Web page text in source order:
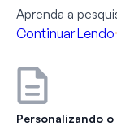
Aprenda a
Continuar Lendo
Personalizando o